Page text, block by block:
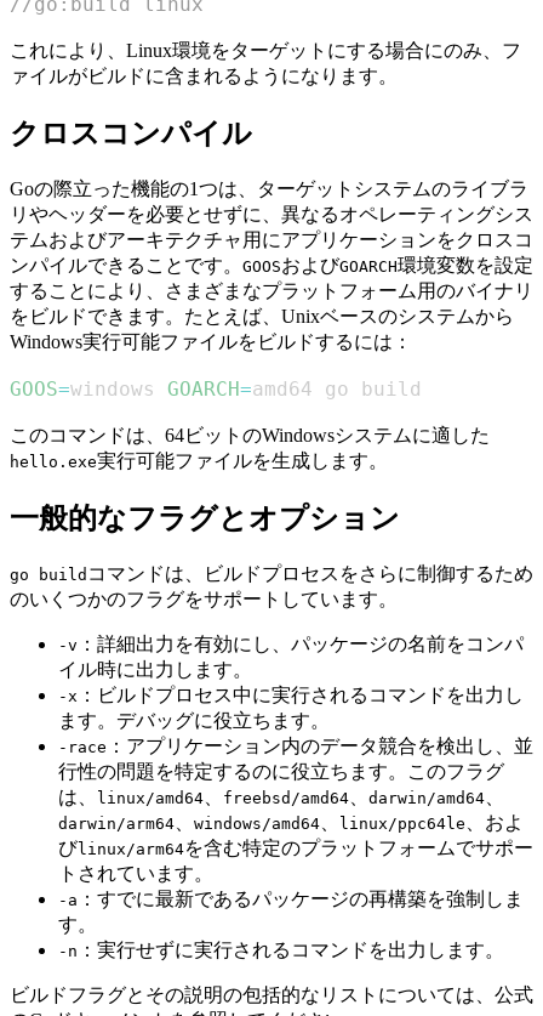
//go:build linux
これにより、Linux環境をターゲットにする場合にのみ、フ
ァイルがビルドに含まれるようになります。
クロスコンパイル
Goの際立った機能の1つは、ターゲットシステムのライブラ
リやヘッダーを必要とせずに、異なるオペレーティングシス
テムおよびアーキテクチャ用にアプリケーションをクロスコ
ンパイルできることです。 GOOSおよびGOARCH環境変数を設定
することにより、さまざまなプラットフォーム用のバイナリ
をビルドできます。たとえば、Unixベースのシステムから
Windows実行可能ファイルをビルドするには：
GOOS=windows GOARCH=amd64 go build
このコマンドは、64ビットのWindowsシステムに適した
hello.exe実行可能ファイルを生成します。
一般的なフラグとオプション
go build コマンドは、ビルドプロセスをさらに制御するため
のいくつかのフラグをサポートしています。
-v ：詳細出力を有効にし、パッケージの名前をコンパ
イル時に出力します。
-x ：ビルドプロセス中に実行されるコマンドを出力し
ます。デバッグに役立ちます。
-race ：アプリケーション内のデータ競合を検出し、並
行性の問題を特定するのに役立ちます。このフラグ
は、
linux/amd64 freebsd/amd64 darwin/amd64
darwin/arm64 windows/amd64 linux/ppc64le
、およ
びlinux/arm64を含む特定のプラットフォームでサポー
トされています。
-a ：すでに最新であるパッケージの再構築を強制しま
す。
-n ：実行せずに実行されるコマンドを出力します。
ビルドフラグとその説明の包括的なリストについては、公式